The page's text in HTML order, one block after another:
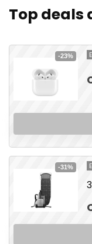
Top deals
-23%
-31%